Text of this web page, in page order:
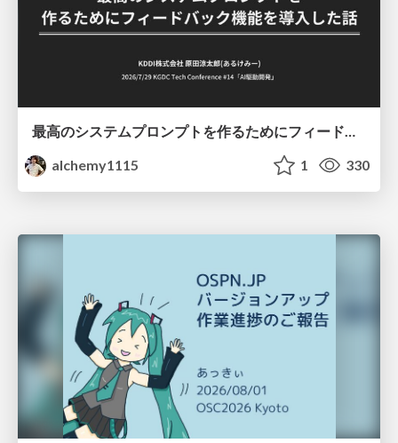
最高のシステムプロンプトを作るためにフィードバック機能を導入した話
alchemy1115
1 330